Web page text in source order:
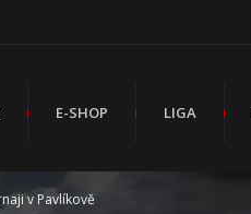
E-SHOP LIGA
v Pavlíkově